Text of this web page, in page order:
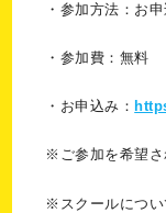
・参加方法：お
・参加費：無料
・お申込み：
※ご参加を希望さ
※スクールにつ